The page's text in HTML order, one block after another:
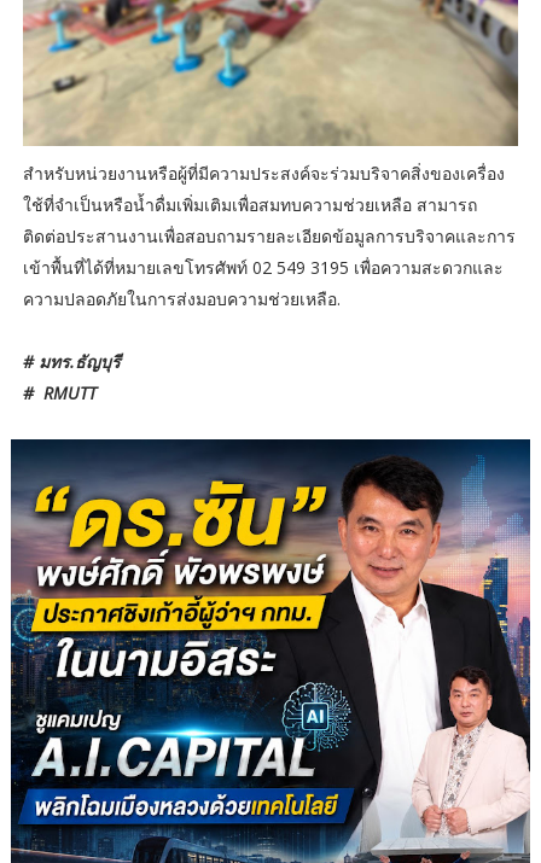
สำหรับหน่วยงานหรือผู้ที่มีความประสงค์จะร่วมบริจาคสิ่งของเครื่อง
ใช้ที่จำเป็นหรือน้ำดื่มเพิ่มเติมเพื่อสมทบความช่วยเหลือ สามารถ
ติดต่อประสานงานเพื่อสอบถามรายละเอียดข้อมูลการบริจาคและการ
เข้าพื้นที่ได้ที่หมายเลขโทรศัพท์ 02 549 3195 เพื่อความสะดวกและ
ความปลอดภัยในการส่งมอบความช่วยเหลือ.
# มทร.ธัญบุรี
# RMUTT